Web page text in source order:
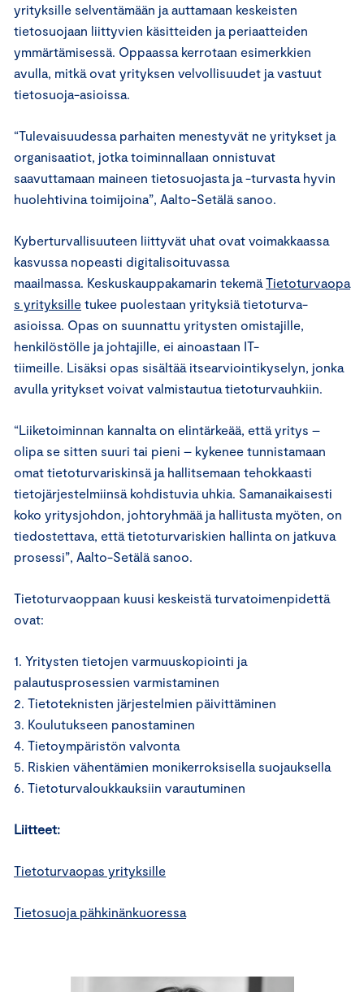
yrityksille selventämään ja auttamaan keskeisten
tietosuojaan liittyvien käsitteiden ja periaatteiden
ymmärtämisessä. Oppaassa kerrotaan esimerkkien
avulla, mitkä ovat yrityksen velvollisuudet ja vastuut
tietosuoja-asioissa.
“Tulevaisuudessa parhaiten menestyvät ne yritykset ja
organisaatiot, jotka toiminnallaan onnistuvat
saavuttamaan maineen tietosuojasta ja -turvasta hyvin
huolehtivina toimijoina”, Aalto-Setälä sanoo.
Kyberturvallisuuteen liittyvät uhat ovat voimakkaassa
kasvussa nopeasti digitalisoituvassa
maailmassa. Keskuskauppakamarin tekemä Tietoturvaopa
s yrityksille tukee puolestaan yrityksiä tietoturva-
asioissa. Opas on suunnattu yritysten omistajille,
henkilöstölle ja johtajille, ei ainoastaan IT-
tiimeille. Lisäksi opas sisältää itsearviointikyselyn, jonka
avulla yritykset voivat valmistautua tietoturvauhkiin.
“Liiketoiminnan kannalta on elintärkeää, että yritys –
olipa se sitten suuri tai pieni – kykenee tunnistamaan
omat tietoturvariskinsä ja hallitsemaan tehokkaasti
tietojärjestelmiinsä kohdistuvia uhkia. Samanaikaisesti
koko yritysjohdon, johtoryhmää ja hallitusta myöten, on
tiedostettava, että tietoturvariskien hallinta on jatkuva
prosessi”, Aalto-Setälä sanoo.
Tietoturvaoppaan kuusi keskeistä turvatoimenpidettä
ovat:
1. Yritysten tietojen varmuuskopiointi ja
palautusprosessien varmistaminen
2. Tietoteknisten järjestelmien päivittäminen
3. Koulutukseen panostaminen
4. Tietoympäristön valvonta
5. Riskien vähentämien monikerroksisella suojauksella
6. Tietoturvaloukkauksiin varautuminen
Liitteet:
Tietoturvaopas yrityksille
Tietosuoja pähkinänkuoressa